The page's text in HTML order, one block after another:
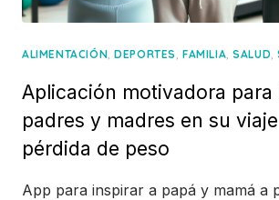
ALIMENTACIÓN,DEPORTES,FAMILIA,SALUD,
Aplicación motivadora para
padres y madres en su
pérdida de peso
App para inspirar a papá y mamá a